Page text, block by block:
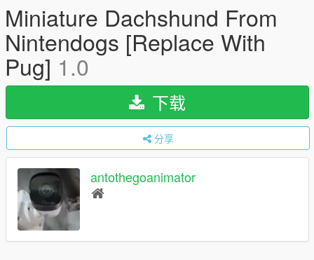
Miniature Dachshund From
Nintendogs [Replace With
Pug] 1.0
下载
分享
antothegoanimator